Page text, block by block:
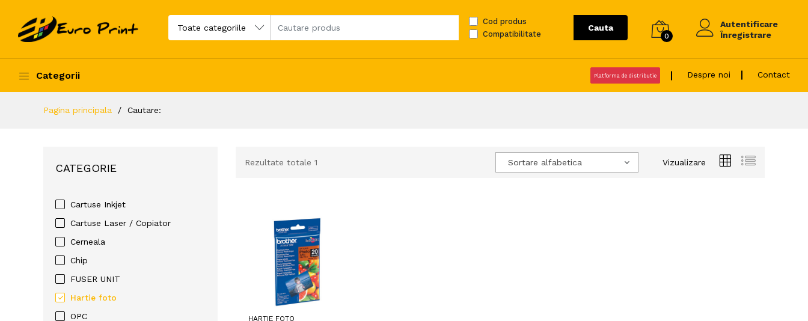
Cod produs
Compatibilitate
Cauta
0
Autentificare
Înregistrare
Categorii Platforma de distributie Despre noi Contact
Pagina principala Cautare:
CATEGORIE
Cartuse Inkjet
Cartuse Laser / Copiator
Cerneala
Chip
FUSER UNIT
Hartie foto
OPC
Rezultate totale 1 Sortare alfabetica Vizualizare
HARTIE FOTO